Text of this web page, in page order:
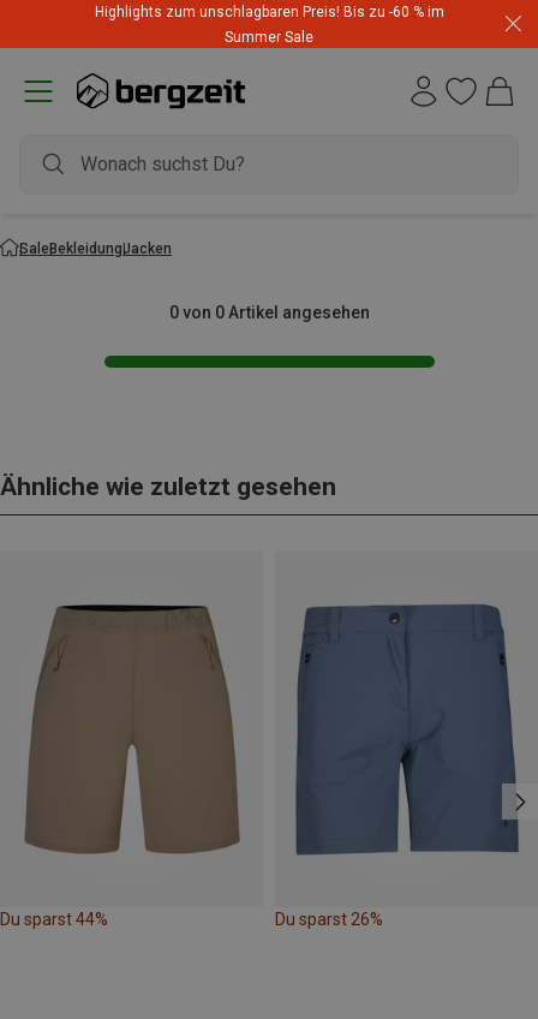
Highlights zum unschlagbaren Preis! Bis zu -60 % im
Summer Sale
SaleBekleidungJacken
0 von 0 Artikel angesehen
Ähnliche wie zuletzt gesehen
Du sparst 44% Du sparst 26%